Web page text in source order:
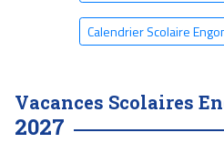
Calendrier Scolaire
Vacances Scolaires
2027